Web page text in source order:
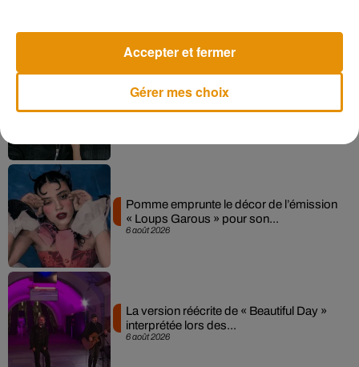
Angèle et Amélie Lens dévoilent leur
collaboration tant attendue
6 août 2026
Pomme emprunte le décor de l’émission
« Loups Garous » pour son...
6 août 2026
La version réécrite de « Beautiful Day »
interprétée lors des...
Gérer mes choix
Accepter et fermer